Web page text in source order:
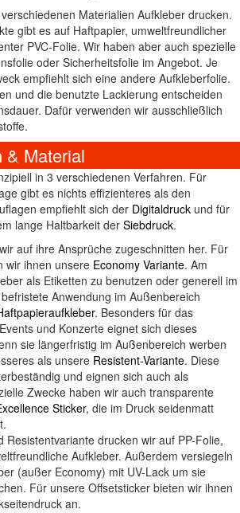
Materialien Aufkleber drucken.
gibt es auf Haftpapier, umweltfreundlicher
PVC-Folie. Wir haben aber auch spezielle
oder Sicherheitsfolie im Angebot. Je
empfiehlt sich eine andere Aufkleberfolie.
und die benutzte Lackierung entscheiden
Dafür verwenden wir ausschließlich
& Material
in 3 verschiedenen Verfahren. Für
gibt es nichts effizienteres als den
empfiehlt sich der Digitaldruck und für
lange Haltbarkeit der Siebdruck.
auf ihre Ansprüche zugeschnitten her. Für
wir ihnen unsere Economy Variante. Am
als Etiketten zu benutzen oder generell im
Anwendung im Außenbereich
. Besonders für das
und Konzerte eignet sich dieses
sie längerfristig im Außenbereich werben
als unsere Resistent-Variante. Diese
und eignen sich auch als
Zwecke haben wir auch transparente
Sticker, die im Druck seidenmatt
Resistentvariante drucken wir auf PP-Folie,
Aufkleber. Außerdem versiegeln
(außer Economy) mit UV-Lack um sie
Für unsere Offsetsticker bieten wir ihnen
an.